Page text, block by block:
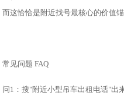
而这恰恰是附近找号最核心的价值锚
常见问题 FAQ
问1：搜"附近小型吊车出租电话"出